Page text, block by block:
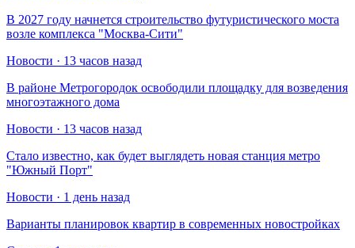
В 2027 году начнется строительство футуристического моста
возле комплекса "Москва-Сити"
Новости · 13 часов назад
В районе Метрогородок освободили площадку для возведения
многоэтажного дома
Новости · 13 часов назад
Стало известно, как будет выглядеть новая станция метро
"Южный Порт"
Новости · 1 день назад
Варианты планировок квартир в современных новостройках